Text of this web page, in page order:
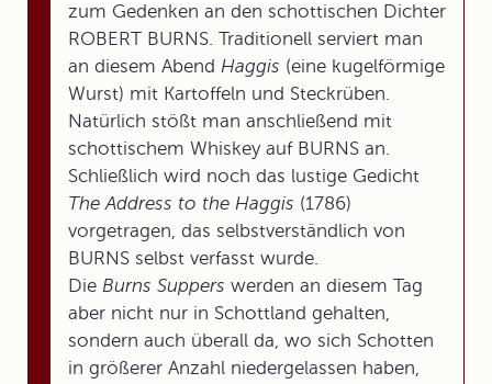
zum Gedenken an den schottischen Dichter
ROBERT BURNS. Traditionell serviert man
an diesem Abend Haggis (eine kugelförmige
Wurst) mit Kartoffeln und Steckrüben.
Natürlich stößt man anschließend mit
schottischem Whiskey auf BURNS an.
Schließlich wird noch das lustige Gedicht
The Address to the Haggis (1786)
vorgetragen, das selbstverständlich von
BURNS selbst verfasst wurde.
Die Burns Suppers werden an diesem Tag
aber nicht nur in Schottland gehalten,
sondern auch überall da, wo sich Schotten
in größerer Anzahl niedergelassen haben,